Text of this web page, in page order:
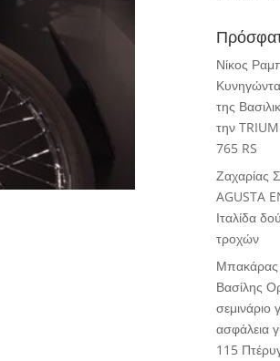
Νίκος
της
την
765 RS
Ζαχαρίας
AGUSTA
Ιταλίδα
τροχών
Μπακάρας
Βασίλης
σεμινάριο
ασφάλεια
115